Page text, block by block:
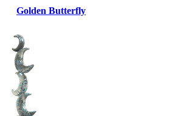
Golden Butterfly